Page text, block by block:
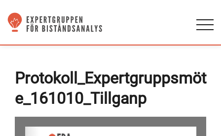
Protokoll_Expertgruppsmöt
e_161010_Tillganp